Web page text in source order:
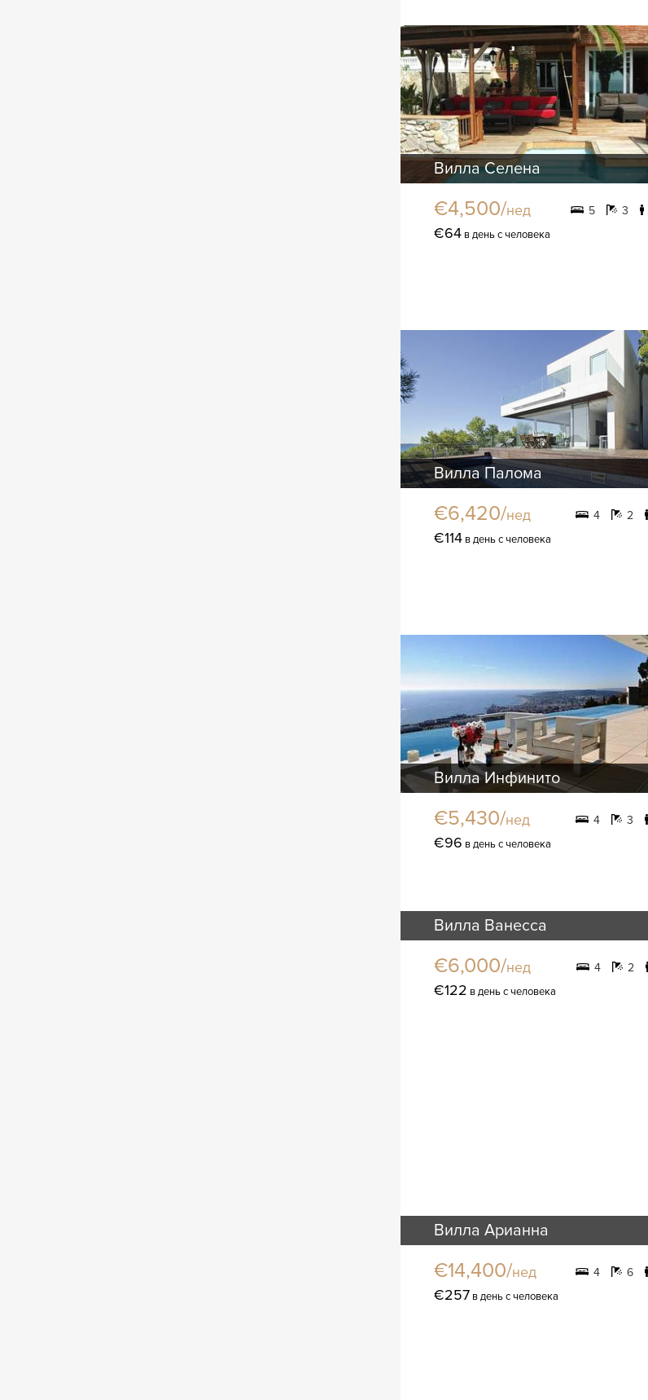
Вилла Селена
€4,500/нед 5 3
€64 в день с человека
Вилла Палома
€6,420/нед 4 2
€114 в день с человека
Вилла Инфинито
€5,430/нед 4 3
€96 в день с человека
Вилла Ванесса
€6,000/нед 4 2
€122 в день с человека
Вилла Арианна
€14,400/нед 4 6
€257 в день с человека